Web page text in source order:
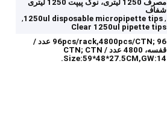
مصرف 1250 لیتری، نوک پیپت 1250 لیتری
شفاف
,
1250ul disposable micropipette tips
,
Clear 1250ul pipette tips
96pcs/rack,4800pcs/CTN; 96 عدد /
قفسه، 4800 عدد / CTN;
CTN
Size:59*48*27.5CM,GW:14.